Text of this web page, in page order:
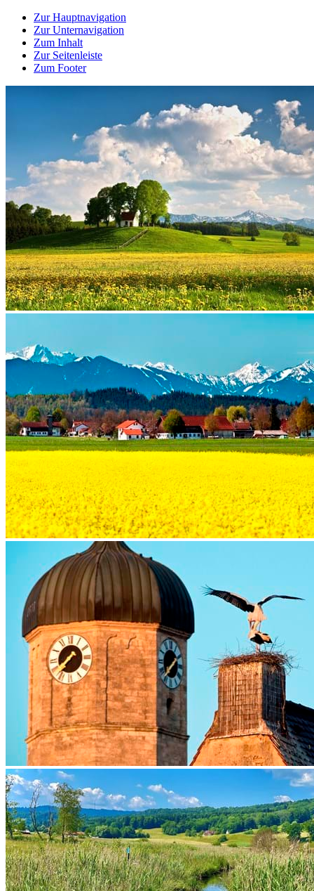
Zur Hauptnavigation
Zur Unternavigation
Zum Inhalt
Zur Seitenleiste
Zum Footer